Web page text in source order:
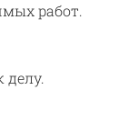
работ.
делу.